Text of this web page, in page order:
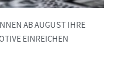
AB AUGUST IHRE
EINREICHEN